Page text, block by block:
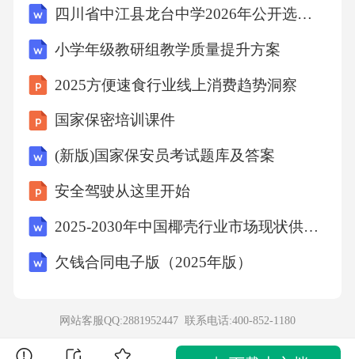
四川省中江县龙台中学2026年公开选调教师（15人）考试备考试题及答案解析
小学年级教研组教学质量提升方案
2025方便速食行业线上消费趋势洞察
国家保密培训课件
(新版)国家保安员考试题库及答案
安全驾驶从这里开始
2025-2030年中国椰壳行业市场现状供需分析及投资评估规划分析研究报告
欠钱合同电子版（2025年版）
网站客服QQ:2881952447 联系电话:400-852-1180